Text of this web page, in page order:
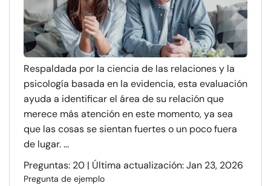
Respaldada por la ciencia de las relaciones y la
psicología basada en la evidencia, esta evaluación
ayuda a identificar el área de su relación que
merece más atención en este momento, ya sea
que las cosas se sientan fuertes o un poco fuera
de lugar. ...
Preguntas: 20 | Última actualización: Jan 23, 2026
Pregunta de ejemplo